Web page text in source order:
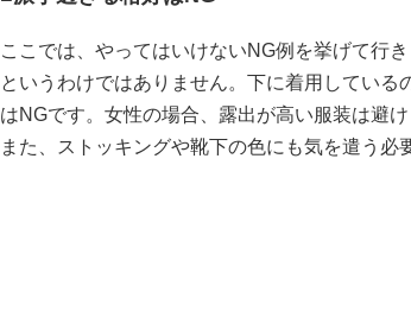
ここでは、やってはいけないNG例を挙げて行
というわけではありません。下に着用してい
はNGです。女性の場合、露出が高い服装は避
また、ストッキングや靴下の色にも気を遣う必